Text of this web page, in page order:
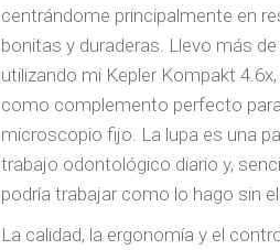
centrándome principalmente en
bonitas y duraderas. Llevo más
utilizando mi Kepler Kompakt
como complemento perfecto
microscopio fijo. La lupa es una
trabajo odontológico diario y,
podría trabajar como lo hago sin
La calidad, la ergonomía y el